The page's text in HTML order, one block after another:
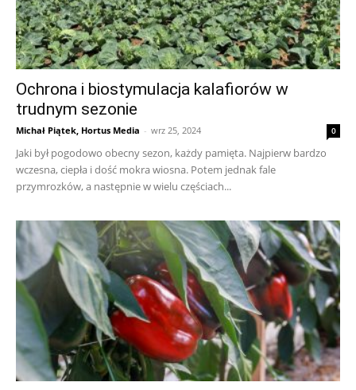
Ochrona i biostymulacja kalafiorów w
trudnym sezonie
Michał Piątek, Hortus Media - wrz 25, 2024 0
Jaki był pogodowo obecny sezon, każdy pamięta. Najpierw bardzo
wczesna, ciepła i dość mokra wiosna. Potem jednak fale
przymrozków, a następnie w wielu częściach...